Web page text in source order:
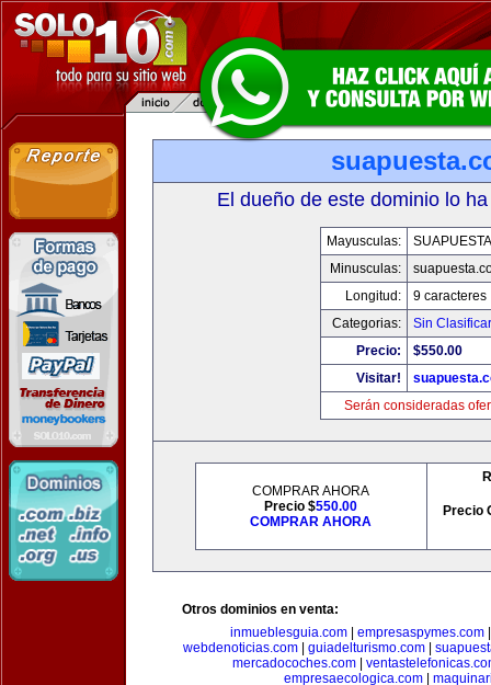
El dueño de este dominio lo
Mayusculas:
Minusculas:
Longitud:
9 caracteres
Categorias:
Sin Clasificar
Precio:
$550.00
Visitar!
Serán consideradas
COMPRAR AHORA
Precio $550.00
COMPRAR AHORA
Precio
Otros dominios en venta:
inmueblesguia.com| empresaspymes.com
webdenoticias.com
guiadelturismo.com
mercadocoches.com|
empresaecologica.com